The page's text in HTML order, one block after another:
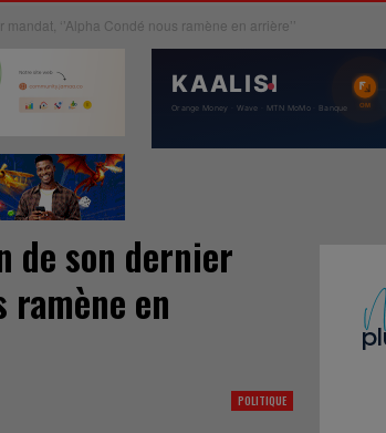
‘’Alpha Condé nous ramène en arrière’’
de son dernier
ramène en
POLITIQUE